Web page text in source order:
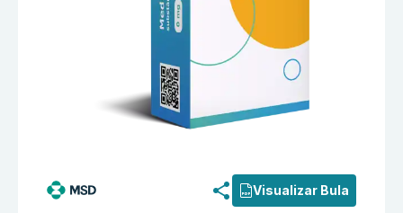
Visualizar Bula